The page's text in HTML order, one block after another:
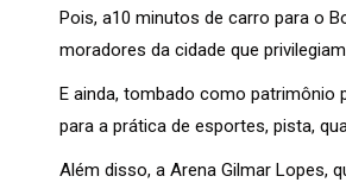
Pois, a10 minutos de carro para o
moradores da cidade que
E ainda, tombado como patrimônio
para a prática de esportes, pista,
Além disso, a Arena Gilmar Lopes,